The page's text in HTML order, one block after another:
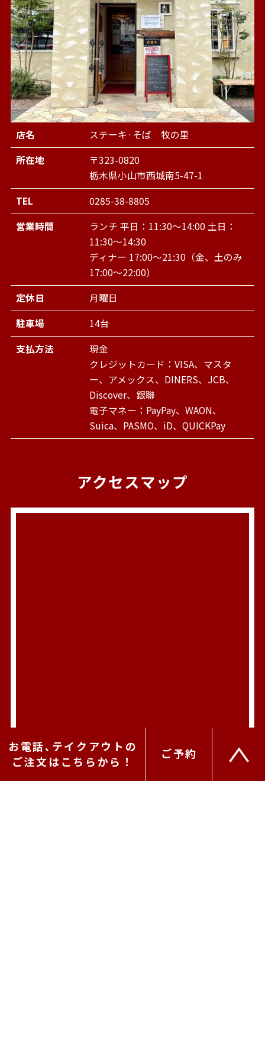
店名
ステーキ·そば 牧の里
所在地
〒323-0820
栃木県小山市西城南5-47-1
TEL
0285-38-8805
営業時間
ランチ 平日：11:30～14:00 土日：
11:30～14:30
ディナー 17:00～21:30（金、土のみ
17:00～22:00）
定休日
月曜日
駐車場
14台
支払方法
現金
クレジットカード：VISA、マスタ
ー、アメックス、DINERS、JCB、
Discover、銀聯
電子マネー：PayPay、WAON、
Suica、PASMO、iD、QUICKPay
アクセスマップ
お電話､テイクアウトの
ご注文はこちらから！
ご予約